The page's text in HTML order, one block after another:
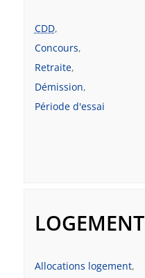
CDD,
Concours,
Retraite,
Démission,
Période d'essai
LOGEMENT
Allocations logement,